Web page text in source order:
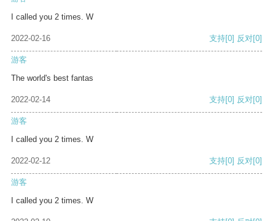
I called you 2 times. W
2022-02-16 支持[0] 反对[0]
游客
The world's best fantas
2022-02-14 支持[0] 反对[0]
游客
I called you 2 times. W
2022-02-12 支持[0] 反对[0]
游客
I called you 2 times. W